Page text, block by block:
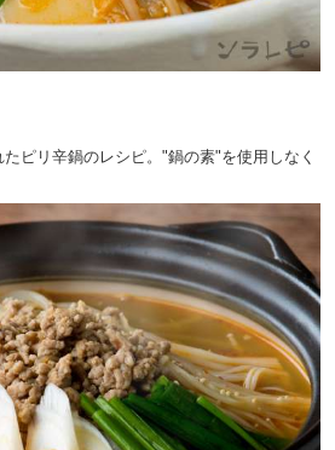
ピリ辛鍋のレシピ。"鍋の素"を使用しなく